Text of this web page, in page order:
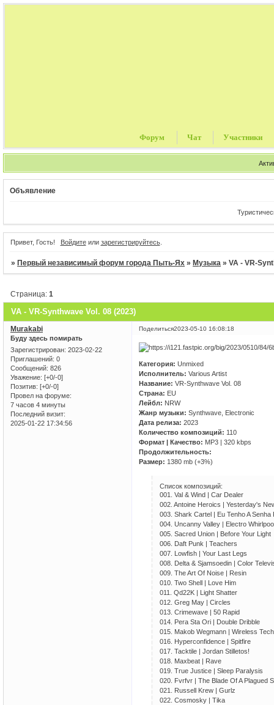
Форум Чат Участники
Объявление
Привет, Гость! Войдитеили зарегистрируйтесь.
»Первый независимый форум города Пыть-Ях »Музыка »VA - VR-
VA - VR-Synthwave Vol. 08 (2023)
Страница:1
Поделиться2023-05-10 16:08:18
Murakabi
Буду здесь помирать
Зарегистрирован: 2023-02-22
Приглашений: 0
Сообщений: 826
Уважение: [+0/-0]
Позитив: [+0/-0]
Провел на форуме:
7 часов 4 минуты
Последний визит:
2025-01-22 17:34:56
Категория: Unmixed
Исполнитель: Various Artist
Название: VR-Synthwave Vol. 08
Страна: EU
Лейбл: NRW
Жанр музыки: Synthwave, Electronic
Дата релиза: 2023
Количество композиций: 110
Формат | Качество: MP3 | 320 kbps
Продолжительность:
Размер: 1380 mb (+3%)
Список композиций:
001. Val & Wind | Car Dealer
002. Antoine Heroics | Yesterday's
003. Shark Cartel | Eu Tenho A Senha
004. Uncanny Valley | Electro
005. Sacred Union | Before Your Light
006. Daft Punk | Teachers
007. Lowfish | Your Last Legs
008. Delta & Sjamsoedin | Color
009. The Art Of Noise | Resin
010. Two Shell | Love Him
011. Qd22K | Light Shatter
012. Greg May | Circles
013. Crimewave | 50 Rapid
014. Pera Sta Ori | Double Dribble
015. Makob Wegmann | Wireless Tech
016. Hyperconfidence | Spitfire
017. Tacktile | Jordan Stilletos!
018. Maxbeat | Rave
019. True Justice | Sleep Paralysis
020. Fvrfvr | The Blade Of A Plagued
021. Russell Krew | Gurlz
022. Cosmosky | Tika